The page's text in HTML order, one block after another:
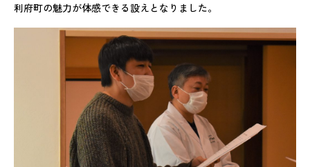
利府町の魅力が体感できる設えとなりました。